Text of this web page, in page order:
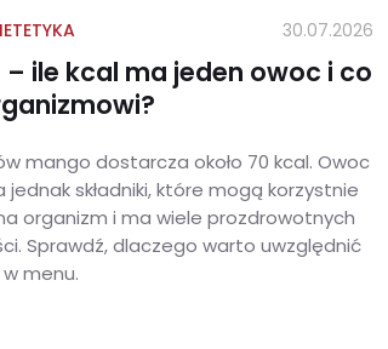
30.07.2026
– ile kcal ma jeden owoc i co
mango dostarcza około 70 kcal. Owoc
składniki, które mogą korzystnie
organizm i ma wiele prozdrowotnych
Sprawdź, dlaczego warto uwzględnić
menu.